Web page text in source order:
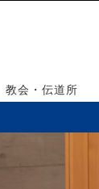
教会・伝道所